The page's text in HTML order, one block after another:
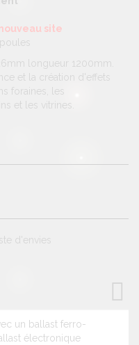
site
longueur 1200mm.
et la création d'effets
foraines, les
et les vitrines.
d'envies
un ballast ferro-
électronique